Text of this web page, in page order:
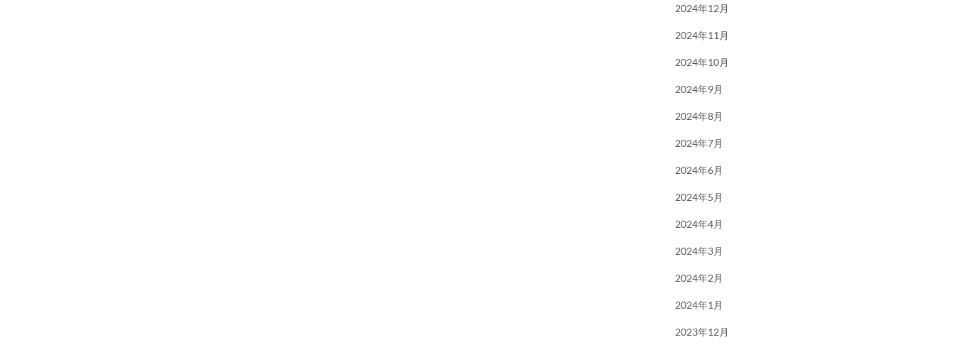
2024年12月
2024年11月
2024年10月
2024年9月
2024年8月
2024年7月
2024年6月
2024年5月
2024年4月
2024年3月
2024年2月
2024年1月
2023年12月